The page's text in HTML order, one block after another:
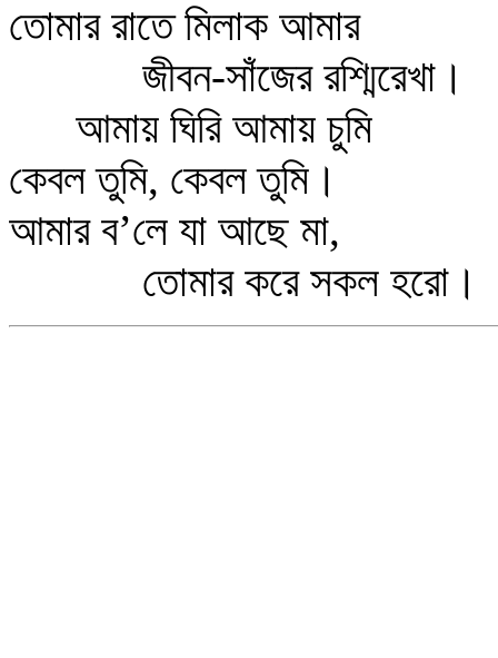
তোমার রাতে মিলাক আমার
জীবন-সাঁজের রশ্মিরেখা।
আমায় ঘিরি আমায় চুমি
কেবল তুমি, কেবল তুমি।
আমার ব’লে যা আছে মা,
তোমার করে সকল হরো।